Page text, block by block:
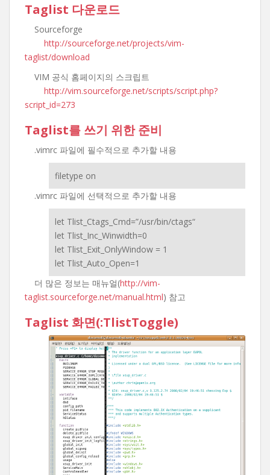
Taglist 다운로드
Sourceforge
http://sourceforge.net/projects/vim-
taglist/download
VIM 공식 홈페이지의 스크립트
http://vim.sourceforge.net/scripts/script.php?
script_id=273
Taglist를 쓰기 위한 준비
.vimrc 파일에 필수적으로 추가할 내용
filetype on
.vimrc 파일에 선택적으로 추가할 내용
let Tlist_Ctags_Cmd=”/usr/bin/ctags“
let Tlist_Inc_Winwidth=0
let Tlist_Exit_OnlyWindow = 1
let Tlist_Auto_Open=1
더 많은 정보는 매뉴얼(http://vim-
taglist.sourceforge.net/manual.html) 참고
Taglist 화면(:TlistToggle)